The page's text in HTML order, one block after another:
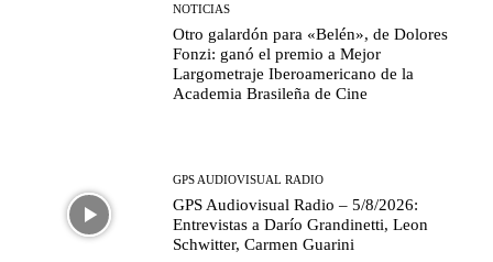
NOTICIAS
Otro galardón para «Belén», de Dolores
Fonzi: ganó el premio a Mejor
Largometraje Iberoamericano de la
Academia Brasileña de Cine
GPS AUDIOVISUAL RADIO
GPS Audiovisual Radio – 5/8/2026:
Entrevistas a Darío Grandinetti, Leon
Schwitter, Carmen Guarini